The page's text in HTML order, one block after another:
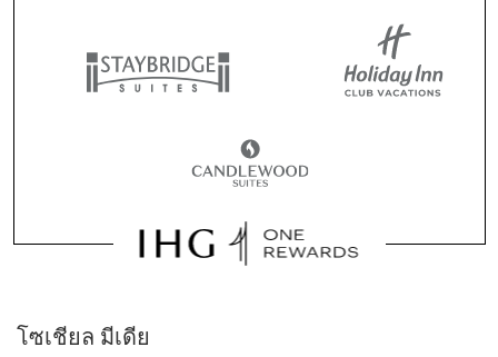
โซเชียล มีเดีย